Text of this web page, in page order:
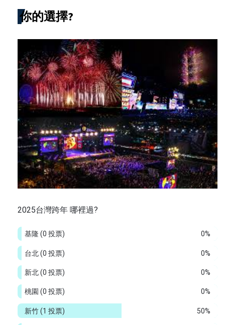
你的選擇?
2025台灣跨年 哪裡過?
0%
基隆 (0 投票)
0%
台北(0 投票)
0%
新北(0 投票)
0%
桃園 (0 投票)
50%
新竹(1 投票)